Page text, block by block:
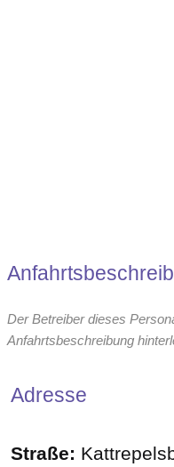
Der Betreiber dieses
Anfahrtsbeschreibung
Adresse
Straße: